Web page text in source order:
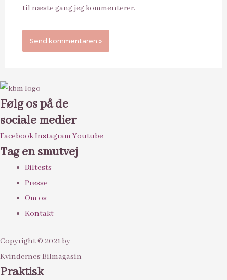
til næste gang jeg kommenterer.
Følg os på de
sociale medier
FacebookInstagram Youtube
Tag en smutvej
Biltests
Presse
Om os
Kontakt
Copyright © 2021 by
Kvindernes Bilmagasin
Praktisk